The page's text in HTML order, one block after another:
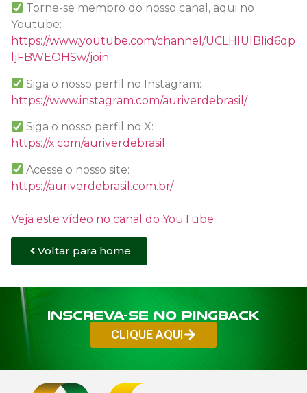
Torne-se membro do nosso canal, aqui no
Youtube:
https://www.youtube.com/channel/UCLHIUIBIid6qp
ljFBWEOHSw/join
Siga o nosso perfil no Instagram:
https://www.instagram.com/auriverdebrasil/
Siga o nosso perfil no X:
https://x.com/auriverdebrasil
Acesse o nosso site:
https://auriverdebrasil.com.br/
Veja este vídeo no canal do YouTube
Voltar para home
Inscreva-se no PINGBACK
CLIQUE AQUI